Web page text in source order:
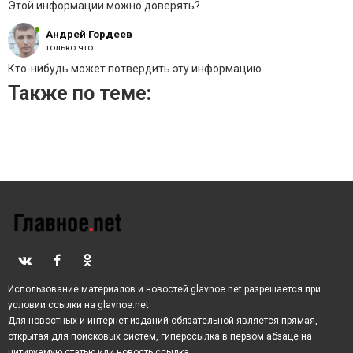
Донбассом, был сбит и потерпел крушения. На борту
было 298 человек, никто из них не выжил.
Андрей Гордеев
только что
Кто-нибудь может потвердить эту информацию
Этой информации можно доверять?
Также по теме:
Использование материалов и новостей glavnoe.net разрешается при
условии ссылки на glavnoe.net
Для новостных и интернет-изданий обязательной является прямая,
открытая для поисковых систем, гиперссылка в первом абзаце на